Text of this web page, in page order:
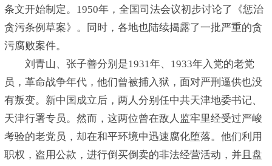
条文开始制定。1950年，全国司法会议初步讨论了《惩治
贪污条例草案》。同时，各地也陆续揭露了一批严重的贪
污腐败案件。
刘青山、张子善分别是1931年、1933年入党的老党
员，革命战争年代，他们曾被捕入狱，面对严刑逼供也没
有叛变。新中国成立后，两人分别任中共天津地委书记、
天津行署专员。然而，这两位曾在敌人监牢里经受过严峻
考验的老党员，却在和平环境中迅速腐化堕落。他们利用
职权，盗用公款，进行倒买倒卖的非法经营活动，并且盘